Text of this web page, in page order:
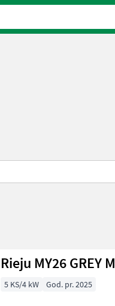
Rieju MY26 GREY
5 KS/4 kW God. pr. 2025